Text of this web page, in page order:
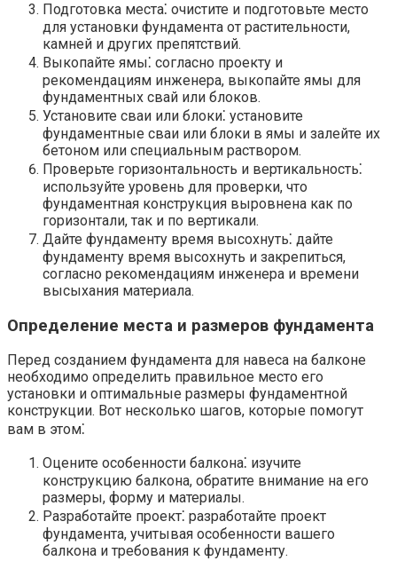
Подготовка места⁚ очистите и подготовьте место
для установки фундамента от растительности,
камней и других препятствий.​
Выкопайте ямы⁚ согласно проекту и
рекомендациям инженера, выкопайте ямы для
фундаментных свай или блоков.​
Установите сваи или блоки⁚ установите
фундаментные сваи или блоки в ямы и залейте их
бетоном или специальным раствором.​
Проверьте горизонтальность и вертикальность⁚
используйте уровень для проверки, что
фундаментная конструкция выровнена как по
горизонтали, так и по вертикали.​
Дайте фундаменту время высохнуть⁚ дайте
фундаменту время высохнуть и закрепиться,
согласно рекомендациям инженера и времени
высыхания материала.​
Определение места и размеров фундамента
Перед созданием фундамента для навеса на балконе
необходимо определить правильное место его
установки и оптимальные размеры фундаментной
конструкции.​ Вот несколько шагов, которые помогут
вам в этом⁚
Оцените особенности балкона⁚ изучите
конструкцию балкона, обратите внимание на его
размеры, форму и материалы.​
Разработайте проект⁚ разработайте проект
фундамента, учитывая особенности вашего
балкона и требования к фундаменту.​